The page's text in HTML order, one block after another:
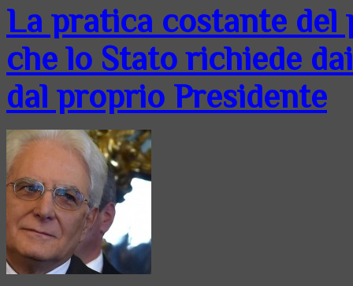
La pratica costante
che lo Stato richiede
dal proprio Presidente